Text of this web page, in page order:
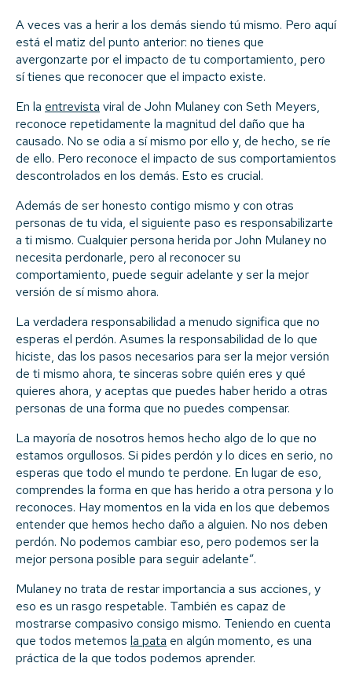
A veces vas a herir a los demás siendo tú mismo. Pero aquí
está el matiz del punto anterior: no tienes que
avergonzarte por el impacto de tu comportamiento, pero
sí tienes que reconocer que el impacto existe.
En la entrevista viral de John Mulaney con Seth Meyers,
reconoce repetidamente la magnitud del daño que ha
causado. No se odia a sí mismo por ello y, de hecho, se ríe
de ello. Pero reconoce el impacto de sus comportamientos
descontrolados en los demás. Esto es crucial.
Además de ser honesto contigo mismo y con otras
personas de tu vida, el siguiente paso es responsabilizarte
a ti mismo. Cualquier persona herida por John Mulaney no
necesita perdonarle, pero al reconocer su
comportamiento, puede seguir adelante y ser la mejor
versión de sí mismo ahora.
La verdadera responsabilidad a menudo significa que no
esperas el perdón. Asumes la responsabilidad de lo que
hiciste, das los pasos necesarios para ser la mejor versión
de ti mismo ahora, te sinceras sobre quién eres y qué
quieres ahora, y aceptas que puedes haber herido a otras
personas de una forma que no puedes compensar.
La mayoría de nosotros hemos hecho algo de lo que no
estamos orgullosos. Si pides perdón y lo dices en serio, no
esperas que todo el mundo te perdone. En lugar de eso,
comprendes la forma en que has herido a otra persona y lo
reconoces. Hay momentos en la vida en los que debemos
entender que hemos hecho daño a alguien. No nos deben
perdón. No podemos cambiar eso, pero podemos ser la
mejor persona posible para seguir adelante”.
Mulaney no trata de restar importancia a sus acciones, y
eso es un rasgo respetable. También es capaz de
mostrarse compasivo consigo mismo. Teniendo en cuenta
que todos metemos la pata en algún momento, es una
práctica de la que todos podemos aprender.